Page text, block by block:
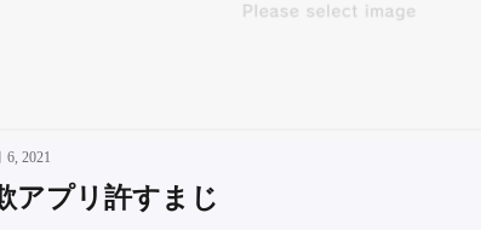
6, 2021
アプリ許すまじ